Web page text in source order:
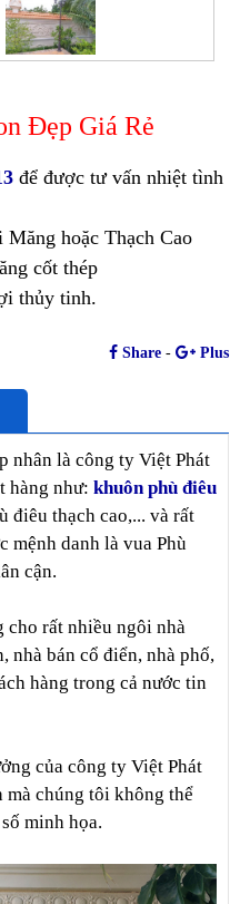
Đẹp Giá Rẻ
để được tư vấn nhiệt tình
hoặc Thạch Cao
cốt thép
thủy tinh.
Share - Plus
nhân là công ty Việt Phát
hàng như: khuôn phù điêu
điêu thạch cao,... và rất
mệnh danh là vua Phù
cận.
cho rất nhiều ngôi nhà
nhà bán cổ điển, nhà phố,
hàng trong cả nước tin
của công ty Việt Phát
mà chúng tôi không thể
minh họa.